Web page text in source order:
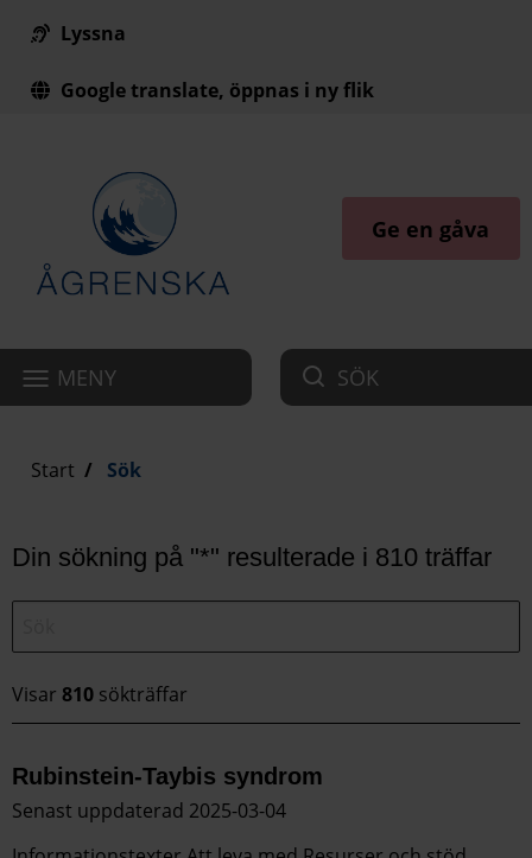
Till innehåll på sidan
Lyssna
Google translate, öppnas i ny flik
Ge en gåva
MENY SÖK
Start Sök
Din sökning på "*" resulterade i 810 träffar
Visar 810 sökträffar
Rubinstein-Taybis syndrom
Senast uppdaterad 2025-03-04